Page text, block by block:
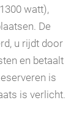
watt),
De
u rijdt door
en betaalt
is
is verlicht.